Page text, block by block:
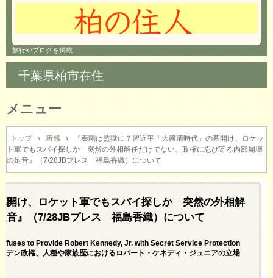
旅行やブログを掲載
千葉県柏市在住
メニュー
コ
ン
テ
ン
ス
キ
プ
トップ › 所感 ›
『秦剛は監獄に？習近平「大粛清時代」の幕開け、ロケッ
ト軍でもスパイ探しか 突然の外相解任だけでない、政権に忍び寄る内部崩壊
の足音』（7/28JBプレス 福島香織）について
開け、ロケット軍でもスパイ探しか 突然の外相解
音』（7/28JBプレス 福島香織）について
to Provide Robert Kennedy, Jr. with Secret Service Protection
ン政権、人種や家族歴におけるロバート・ケネディ・ジュニアの立場